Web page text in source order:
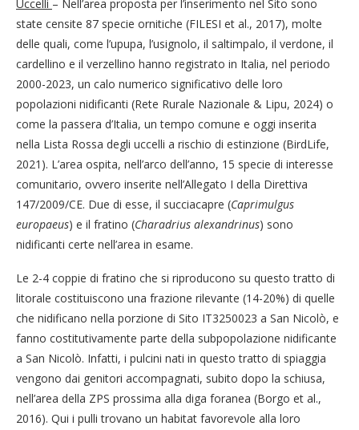
Uccelli – Nell’area proposta per l’inserimento nel Sito sono
state censite 87 specie ornitiche (FILESI et al., 2017), molte
delle quali, come l’upupa, l’usignolo, il saltimpalo, il verdone, il
cardellino e il verzellino hanno registrato in Italia, nel periodo
2000-2023, un calo numerico significativo delle loro
popolazioni nidificanti (Rete Rurale Nazionale & Lipu, 2024) o
come la passera d’Italia, un tempo comune e oggi inserita
nella Lista Rossa degli uccelli a rischio di estinzione (BirdLife,
2021). L’area ospita, nell’arco dell’anno, 15 specie di interesse
comunitario, ovvero inserite nell’Allegato I della Direttiva
147/2009/CE. Due di esse, il succiacapre (Caprimulgus
europaeus) e il fratino (Charadrius alexandrinus) sono
nidificanti certe nell’area in esame.
Le 2-4 coppie di fratino che si riproducono su questo tratto di
litorale costituiscono una frazione rilevante (14-20%) di quelle
che nidificano nella porzione di Sito IT3250023 a San Nicolò, e
fanno costitutivamente parte della subpopolazione nidificante
a San Nicolò. Infatti, i pulcini nati in questo tratto di spiaggia
vengono dai genitori accompagnati, subito dopo la schiusa,
nell’area della ZPS prossima alla diga foranea (Borgo et al.,
2016). Qui i pulli trovano un habitat favorevole alla loro